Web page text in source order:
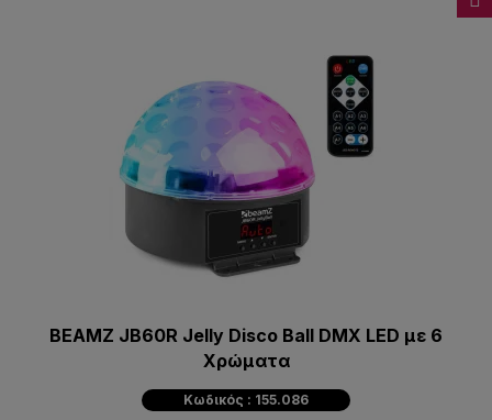
BEAMZ JB60R Jelly Disco Ball DMX LED με 6
Χρώματα
Κωδικός : 155.086